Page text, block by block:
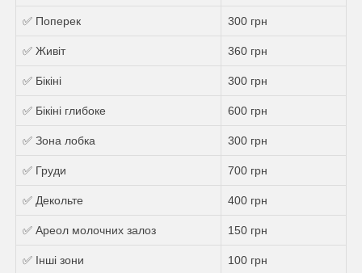
✅ Поперек 300 грн
✅ Живіт 360 грн
✅ Бікіні 300 грн
✅ Бікіні глибоке 600 грн
✅ Зона лобка 300 грн
✅ Груди 700 грн
✅ Декольте 400 грн
✅ Ареол молочних залоз 150 грн
✅ Інші зони 100 грн